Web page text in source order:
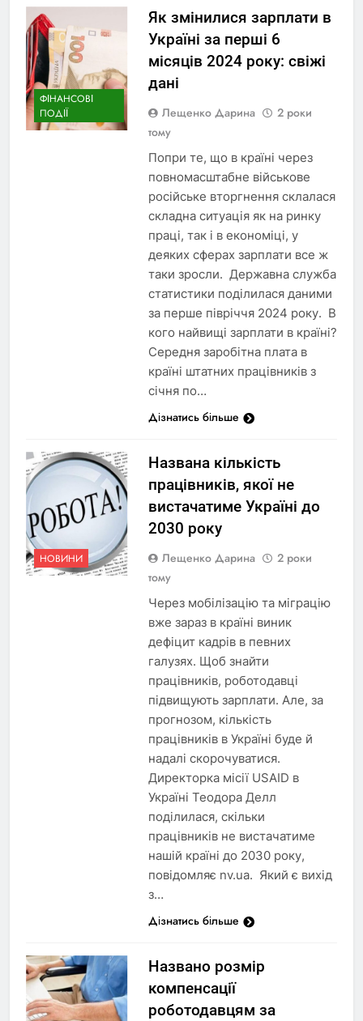
ФІНАНСОВІ
ПОДІЇ
Як змінилися зарплати в
Україні за перші 6
місяців 2024 року: свіжі
дані
Лещенко Дарина
2 роки
тому
Попри те, що в країні через
повномасштабне військове
російське вторгнення склалася
складна ситуація як на ринку
праці, так і в економіці, у
деяких сферах зарплати все ж
таки зросли. Державна служба
статистики поділилася даними
за перше півріччя 2024 року. В
кого найвищі зарплати в країні?
Середня заробітна плата в
країні штатних працівників з
січня по…
Дізнатись більше
НОВИНИ
Названа кількість
працівників, якої не
вистачатиме Україні до
2030 року
Лещенко Дарина
2 роки
тому
Через мобілізацію та міграцію
вже зараз в країні виник
дефіцит кадрів в певних
галузях. Щоб знайти
працівників, роботодавці
підвищують зарплати. Але, за
прогнозом, кількість
працівників в Україні буде й
надалі скорочуватися.
Директорка місії USAID в
Україні Теодора Делл
поділилася, скільки
працівників не вистачатиме
нашій країні до 2030 року,
повідомляє nv.ua. Який є вихід
з…
Дізнатись більше
Названо розмір
компенсації
роботодавцям за